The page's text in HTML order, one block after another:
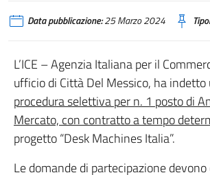
Data pubblicazione:25 Marzo 2024
L’ICE – Agenzia Italiana per il
ufficio di Città Del Messico, ha indetto
procedura selettiva per n. 1 posto di
Mercato, con contratto a tempo
progetto “Desk Machines Italia”.
Le domande di partecipazione devono